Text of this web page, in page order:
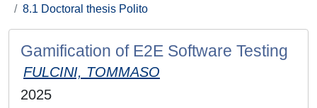
8.1 Doctoral thesis Polito
Gamification of E2E Software Testing
FULCINI, TOMMASO
2025